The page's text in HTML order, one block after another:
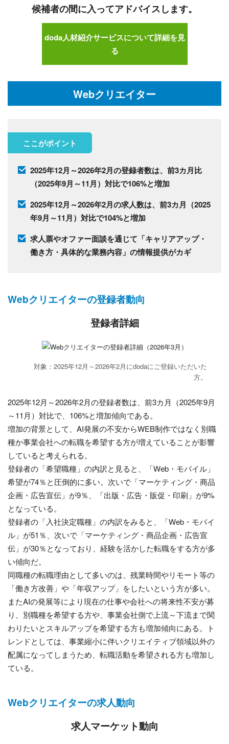
候補者の間に入ってアドバイスします。
doda人材紹介サービスについて詳細を見
る
Webクリエイター
ここがポイント
2025年12月～2026年2月の登録者数は、前3カ月比
（2025年9月～11月）対比で106%と増加
2025年12月～2026年2月の求人数は、前3カ月（2025
年9月～11月）対比で104%と増加
求人票やオファー面談を通じて「キャリアアップ・
働き方・具体的な業務内容」の情報提供がカギ
Webクリエイターの登録者動向
登録者詳細
対象：2025年12月～2026年2月にdodaにご登録いただいた
方。
2025年12月～2026年2月の登録者数は、前3カ月（2025年9月
～11月）対比で、106%と増加傾向である。
増加の背景として、AI発展の不安からWEB制作ではなく別職
種か事業会社への転職を希望する方が増えていることが影響
していると考えられる。
登録者の「希望職種」の内訳と見ると、「Web・モバイル」
希望が74％と圧倒的に多い。次いで「マーケティング・商品
企画・広告宣伝」が9％、「出版・広告・販促・印刷」が9%
となっている。
登録者の「入社決定職種」の内訳をみると、「Web・モバイ
ル」が51％、次いで「マーケティング・商品企画・広告宣
伝」が30％となっており、経験を活かした転職をする方が多
い傾向だ。
同職種の転職理由として多いのは、残業時間やリモート等の
「働き方改善」や「年収アップ」をしたいという方が多い。
またAIの発展等により現在の仕事や会社への将来性不安が募
り、別職種を希望する方や、事業会社側で上流～下流まで関
わりたいとスキルアップを希望する方も増加傾向にある。ト
レンドとしては、事業縮小に伴いクリエイティブ領域以外の
配属になってしまうため、転職活動を希望される方も増加し
ている。
Webクリエイターの求人動向
求人マーケット動向